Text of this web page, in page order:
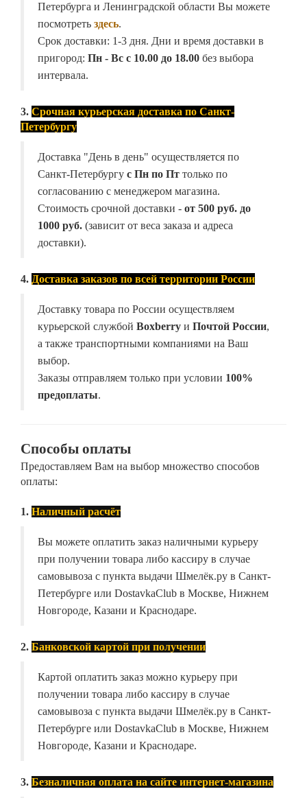
Петербурга и Ленинградской области Вы можете
посмотреть здесь.
Срок доставки: 1-3 дня. Дни и время доставки в
пригород: Пн - Вс с 10.00 до 18.00 без выбора
интервала.
3. Срочная курьерская доставка по Санкт-
Петербургу
Доставка "День в день" осуществляется по
Санкт-Петербургу с Пн по Пт только по
согласованию с менеджером магазина.
Стоимость срочной доставки - от 500 руб. до
1000 руб. (зависит от веса заказа и адреса
доставки).
4. Доставка заказов по всей территории России
Доставку товара по России осуществляем
курьерской службой Boxberry и Почтой России,
а также транспортными компаниями на Ваш
выбор.
Заказы отправляем только при условии 100%
предоплаты.
Способы оплаты
Предоставляем Вам на выбор множество способов
оплаты:
1. Наличный расчёт
Вы можете оплатить заказ наличными курьеру
при получении товара либо кассиру в случае
самовывоза с пункта выдачи Шмелёк.ру в Санкт-
Петербурге или DostavkaClub в Москве, Нижнем
Новгороде, Казани и Краснодаре.
2. Банковской картой при получении
Картой оплатить заказ можно курьеру при
получении товара либо кассиру в случае
самовывоза с пункта выдачи Шмелёк.ру в Санкт-
Петербурге или DostavkaClub в Москве, Нижнем
Новгороде, Казани и Краснодаре.
3. Безналичная оплата на сайте интернет-магазина